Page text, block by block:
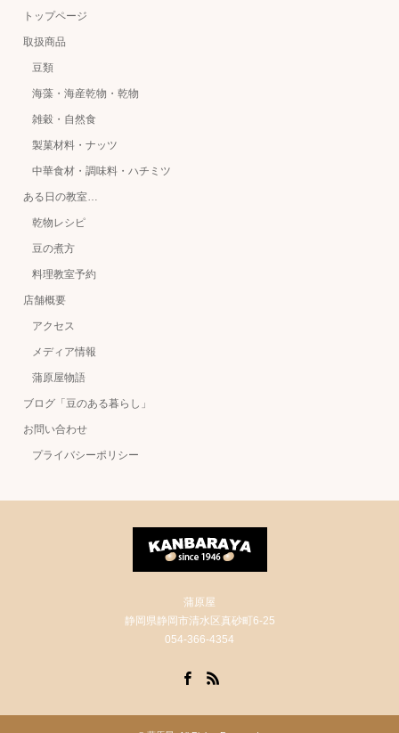
トップページ
取扱商品
豆類
海藻・海産乾物・乾物
雑穀・自然食
製菓材料・ナッツ
中華食材・調味料・ハチミツ
ある日の教室…
乾物レシピ
豆の煮方
料理教室予約
店舗概要
アクセス
メディア情報
蒲原屋物語
ブログ「豆のある暮らし」
お問い合わせ
プライバシーポリシー
蒲原屋
静岡県静岡市清水区真砂町6-25
054-366-4354